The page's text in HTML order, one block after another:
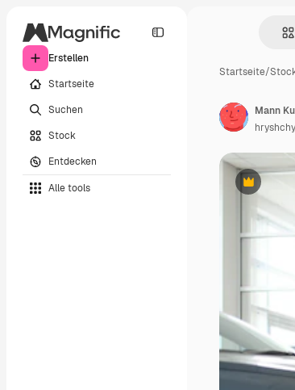
Erstellen
Startseite
Suchen
Stock
Entdecken
Alle tools
Startseite/
Premium
Mann